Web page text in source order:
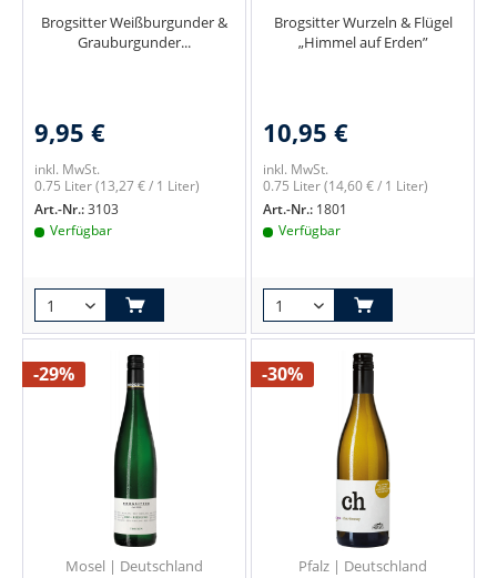
Brogsitter Weißburgunder &
Grauburgunder...
9,95 €
inkl. MwSt.
0.75 Liter(13,27 € / 1 Liter)
Art.-Nr.:3103
Verfügbar
Brogsitter Wurzeln & Flügel
„Himmel auf Erden”
10,95 €
inkl. MwSt.
0.75 Liter(14,60 € / 1 Liter)
Art.-Nr.: 1801
Verfügbar
-29%
Mosel | Deutschland
-30%
Pfalz | Deutschland